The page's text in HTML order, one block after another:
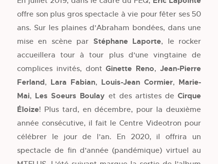
offre son plus gros spectacle à vie pour fêter ses 50
ans. Sur les plaines d’Abraham bondées, dans une
mise en scène par Stéphane Laporte, le rocker
accueillera tour à tour plus d’une vingtaine de
complices invités, dontGinette Reno,Jean-Pierre
Ferland, Lara Fabian, Louis-Jean Cormier, Marie-
Mai, Les Soeurs Boulay et des artistes de Cirque
Éloize! Plus tard, en décembre, pour la deuxième
année consécutive, il fait le Centre Videotron pour
célébrer le jour de l’an. En 2020, il offrira un
spectacle de fin d’année (pandémique) virtuel au